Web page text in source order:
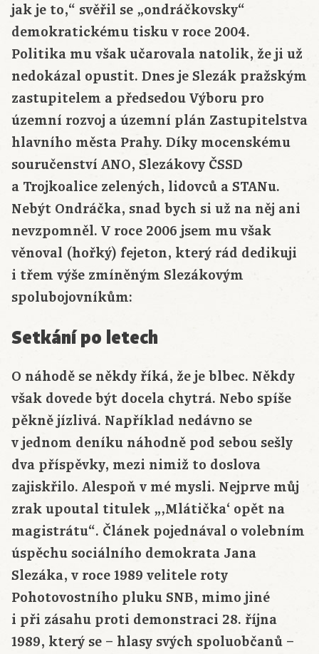
jak je to,“ svěřil se „ondráčkovsky“
demokratickému tisku v roce 2004.
Politika mu však učarovala natolik, že ji už
nedokázal opustit. Dnes je Slezák pražským
zastupitelem a předsedou Výboru pro
územní rozvoj a územní plán Zastupitelstva
hlavního města Prahy. Díky mocenskému
souručenství ANO, Slezákovy ČSSD
a Trojkoalice zelených, lidovců a STANu.
Nebýt Ondráčka, snad bych si už na něj ani
nevzpomněl. V roce 2006 jsem mu však
věnoval (hořký) fejeton, který rád dedikuji
i třem výše zmíněným Slezákovým
spolubojovníkům:
Setkání po letech
O náhodě se někdy říká, že je blbec. Někdy
však dovede být docela chytrá. Nebo spíše
pěkně jízlivá. Například nedávno se
v jednom deníku náhodně pod sebou sešly
dva příspěvky, mezi nimiž to doslova
zajiskřilo. Alespoň v mé mysli. Nejprve můj
zrak upoutal titulek „‚Mlátička‘ opět na
magistrátu“. Článek pojednával o volebním
úspěchu sociálního demokrata Jana
Slezáka, v roce 1989 velitele roty
Pohotovostního pluku SNB, mimo jiné
i při zásahu proti demonstraci 28. října
1989, který se – hlasy svých spoluobčanů –